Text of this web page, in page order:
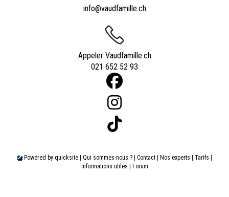
info@vaudfamille.ch
Appeler Vaudfamille.ch
021 652 52 93
Powered by quicksite Qui sommes-nous ?| Contact| Nos experts Tarifs
Informations utiles
Forum